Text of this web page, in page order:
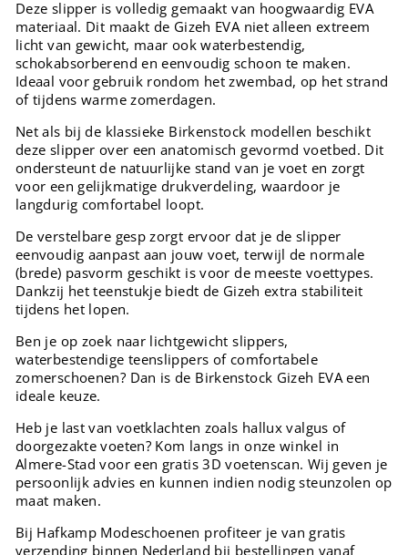
Deze slipper is volledig gemaakt van hoogwaardig EVA
materiaal. Dit maakt de Gizeh EVA niet alleen extreem
licht van gewicht, maar ook waterbestendig,
schokabsorberend en eenvoudig schoon te maken.
Ideaal voor gebruik rondom het zwembad, op het strand
of tijdens warme zomerdagen.
Net als bij de klassieke Birkenstock modellen beschikt
deze slipper over een anatomisch gevormd voetbed. Dit
ondersteunt de natuurlijke stand van je voet en zorgt
voor een gelijkmatige drukverdeling, waardoor je
langdurig comfortabel loopt.
De verstelbare gesp zorgt ervoor dat je de slipper
eenvoudig aanpast aan jouw voet, terwijl de normale
(brede) pasvorm geschikt is voor de meeste voettypes.
Dankzij het teenstukje biedt de Gizeh extra stabiliteit
tijdens het lopen.
Ben je op zoek naar lichtgewicht slippers,
waterbestendige teenslippers of comfortabele
zomerschoenen? Dan is de Birkenstock Gizeh EVA een
ideale keuze.
Heb je last van voetklachten zoals hallux valgus of
doorgezakte voeten? Kom langs in onze winkel in
Almere-Stad voor een gratis 3D voetenscan. Wij geven je
persoonlijk advies en kunnen indien nodig steunzolen op
maat maken.
Bij Hafkamp Modeschoenen profiteer je van gratis
verzending binnen Nederland bij bestellingen vanaf